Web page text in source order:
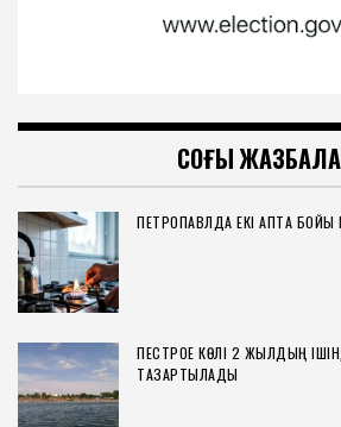
СОҢҒЫ
ПЕТРОПАВЛДА ЕКІ АПТА
ПЕСТРОЕ КӨЛІ 2 ЖЫЛДЫҢ
ТАЗАРТЫЛАДЫ